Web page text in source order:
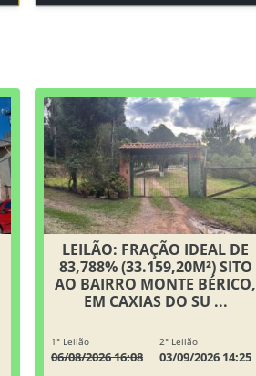
LEILÃO: FRAÇÃO IDEAL DE
83,788% (33.159,20M²) SITO
AO BAIRRO MONTE BÉRICO,
EM CAXIAS DO SU ...
1° Leilão
06/08/2026 16:08
2° Leilão
03/09/2026 14:25